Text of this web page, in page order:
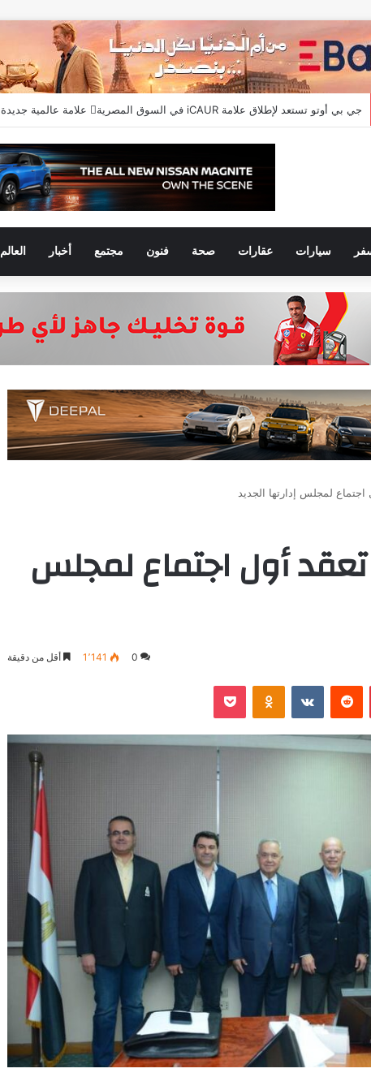
سيارات عقارات صحة فنون مجتمع أخبار العالم
لمجلس إدارتها الجديد
أول اجتماع لمجلس
0 1٬141 أقل من دقيقة
بينتيريست Odnoklassniki
‫Pocket